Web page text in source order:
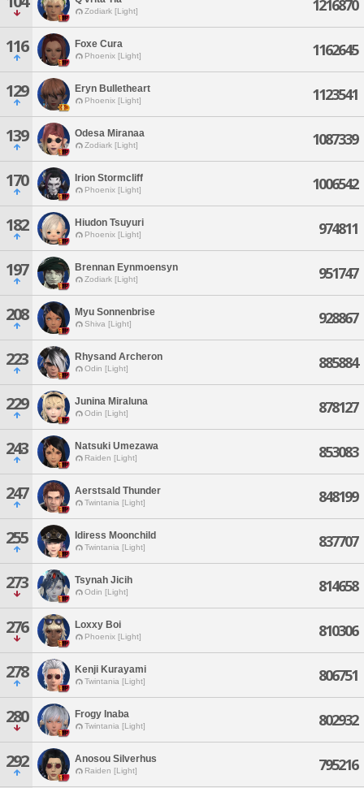
Zodiark [Light] 1216870
116 Foxe Cura
Phoenix [Light] 1162645
129 Eryn Bulletheart
Phoenix [Light] 1123541
139 Odesa Miranaa
Zodiark [Light] 1087339
170 Irion Stormcliff
Phoenix [Light] 1006542
182 Hiudon Tsuyuri
Phoenix [Light] 974811
197 Brennan Eynmoensyn
Zodiark [Light] 951747
208 Myu Sonnenbrise
Shiva [Light] 928867
223 Rhysand Archeron
Odin [Light] 885884
229 Junina Miraluna
Odin [Light] 878127
243 Natsuki Umezawa
Raiden [Light] 853083
247 Aerstsald Thunder
Twintania [Light] 848199
255 Idiress Moonchild
Twintania [Light] 837707
273 Tsynah Jicih
Odin [Light] 814658
276 Loxxy Boi
Phoenix [Light] 810306
278 Kenji Kurayami
Twintania [Light] 806751
280 Frogy Inaba
Twintania [Light] 802932
292 Anosou Silverhus
Raiden [Light] 795216